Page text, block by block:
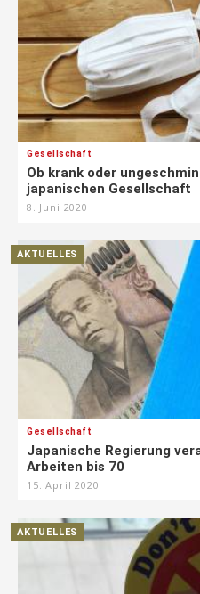
Gesellschaft
Ob krank oder
japanischen Gesellschaft
8. Juni 2020
AKTUELLES
Gesellschaft
Japanische Regierung
Arbeiten bis 70
15. April 2020
AKTUELLES